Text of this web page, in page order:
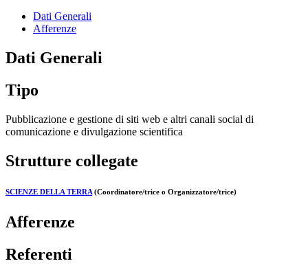
Dati Generali
Afferenze
Dati Generali
Tipo
Pubblicazione e gestione di siti web e altri canali social di
comunicazione e divulgazione scientifica
Strutture collegate
SCIENZE DELLA TERRA (Coordinatore/trice o Organizzatore/trice)
Afferenze
Referenti